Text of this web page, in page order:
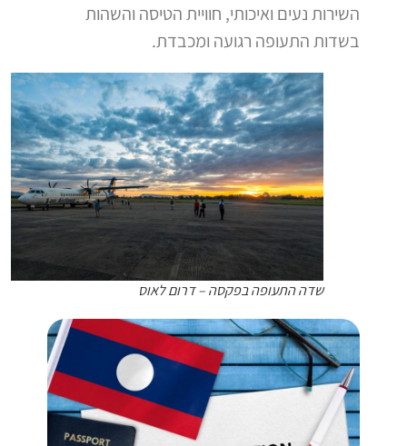
השירות נעים ואיכותי, חוויית הטיסה והשהות
בשדות התעופה רגועה ומכבדת.
שדה התעופה בפקסה – דרום לאוס